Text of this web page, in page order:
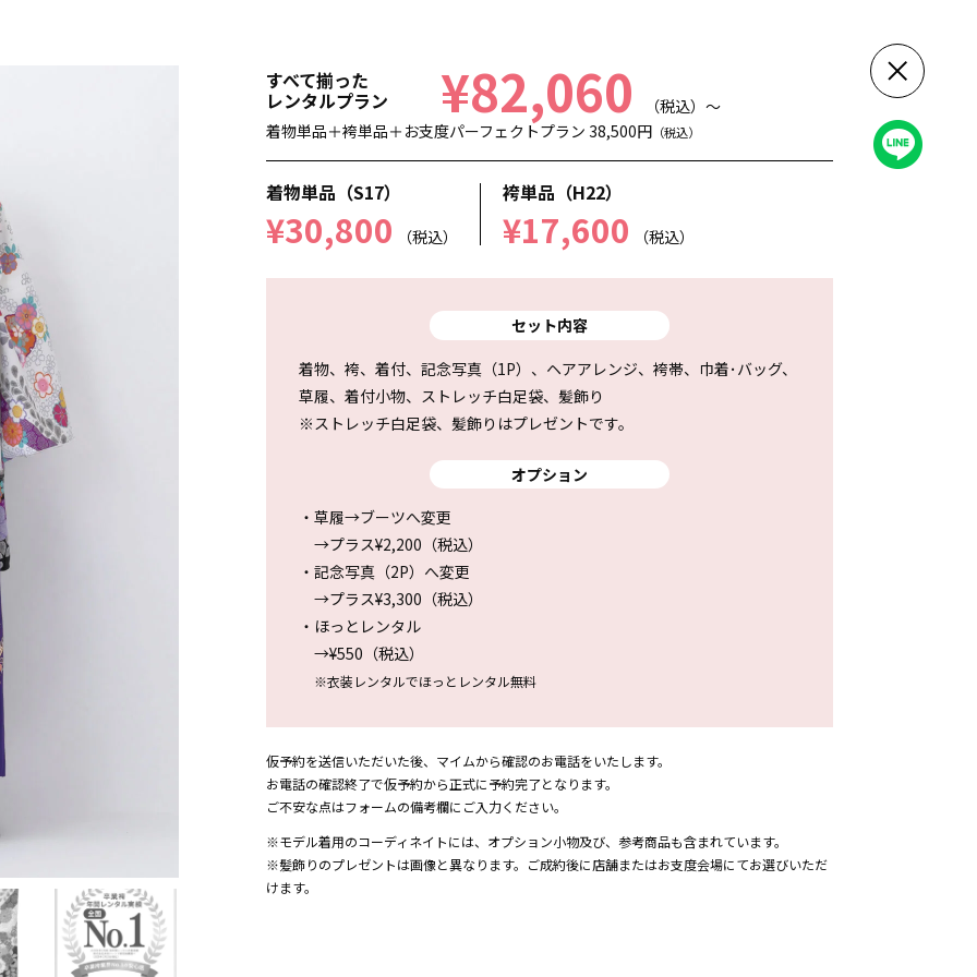
すべて揃った
レンタルプラン ¥82,060
（税込）～
着物単品＋袴単品＋お支度パーフェクトプラン 38,500円 （税込）
着物単品（S17）
¥30,800 （税込）
袴単品（H22）
¥17,600 （税込）
セット内容
着物、袴、着付、記念写真（1P）、ヘアアレンジ、袴帯、巾着･バッグ、
草履、着付小物、ストレッチ白足袋、髪飾り
※ストレッチ白足袋、髪飾りはプレゼントです。
オプション
・草履→ブーツへ変更
→プラス¥2,200（税込）
・記念写真（2P）へ変更
→プラス¥3,300（税込）
・ほっとレンタル
→¥550（税込）
※衣装レンタルでほっとレンタル無料
仮予約を送信いただいた後、マイムから確認のお電話をいたします。
お電話の確認終了で仮予約から正式に予約完了となります。
ご不安な点はフォームの備考欄にご入力ください。
※モデル着用のコーディネイトには、オプション小物及び、参考商品も含まれています。
※髪飾りのプレゼントは画像と異なります。ご成約後に店舗またはお支度会場にてお選びいただ
けます。